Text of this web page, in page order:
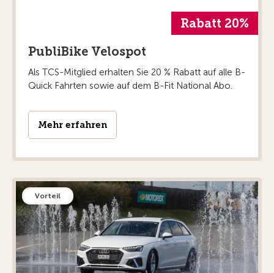
Rabatt 20%
PubliBike Velospot
Als TCS-Mitglied erhalten Sie 20 % Rabatt auf alle B-
Quick Fahrten sowie auf dem B-Fit National Abo.
Mehr erfahren
Vorteil